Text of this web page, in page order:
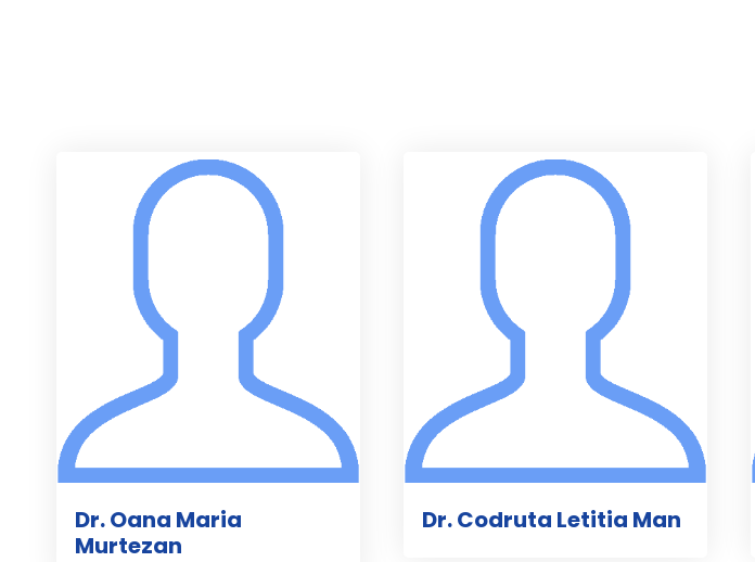
Dr. Oana Maria
Murtezan
Dr. Codruta Letitia Man